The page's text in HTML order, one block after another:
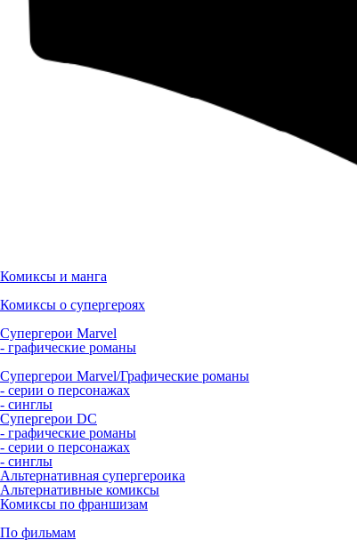
Комиксы и манга
Комиксы о супергероях
Супергерои Marvel
- графические романы
Супергерои Marvel/Графические романы
- серии о персонажах
- синглы
Супергерои DC
- графические романы
- серии о персонажах
- синглы
Альтернативная супергероика
Альтернативные комиксы
Комиксы по франшизам
По фильмам